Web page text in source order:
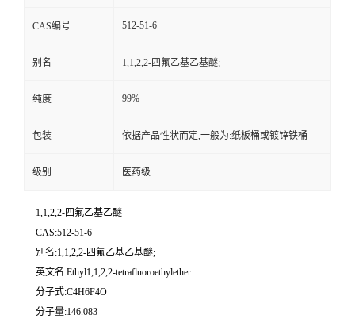
CAS编号 512-51-6
别名 1,1,2,2-四氟乙基乙基醚;
纯度 99%
包装 依据产品性状而定,一般为:纸板桶或镀锌铁桶
级别 医药级
1,1,2,2-四氟乙基乙醚
CAS:512-51-6
别名:1,1,2,2-四氟乙基乙基醚;
英文名:Ethyl1,1,2,2-tetrafluoroethylether
分子式:C4H6F4O
分子量:146.083